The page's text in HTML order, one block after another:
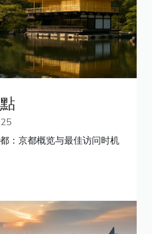
：京都概览与最佳访问时机